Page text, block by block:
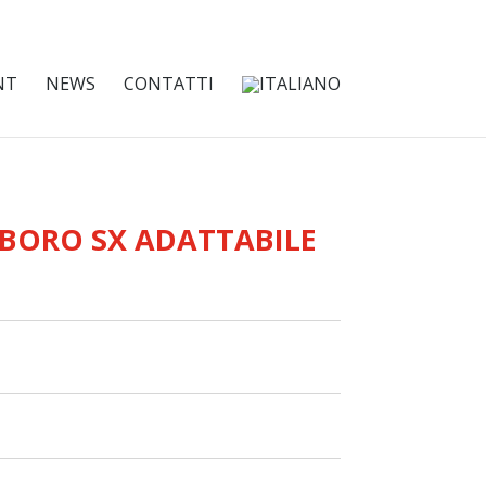
NEWS CONTATTI
SX ADATTABILE